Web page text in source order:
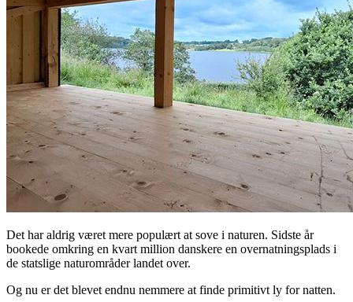
Det har aldrig været mere populært at sove i naturen. Sidste år
bookede omkring en kvart million danskere en overnatningsplads i
de statslige naturområder landet over.
Og nu er det blevet endnu nemmere at finde primitivt ly for natten.